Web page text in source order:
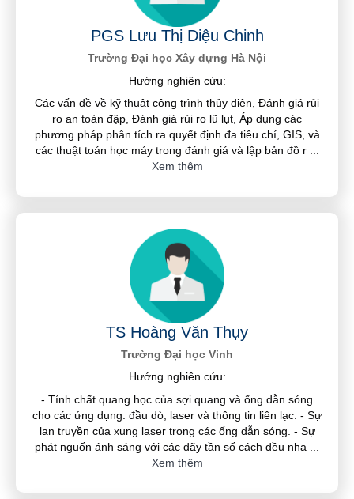
PGS Lưu Thị Diệu Chinh
Trường Đại học Xây dựng Hà Nội
Hướng nghiên cứu:
Các vấn đề về kỹ thuật công trình thủy điện, Đánh giá rủi
ro an toàn đập, Đánh giá rủi ro lũ lụt, Áp dụng các
phương pháp phân tích ra quyết định đa tiêu chí, GIS, và
các thuật toán học máy trong đánh giá và lập bản đồ r
Xem thêm
TS Hoàng Văn Thụy
Trường Đại học Vinh
Hướng nghiên cứu:
- Tính chất quang học của sợi quang và ống dẫn sóng
cho các ứng dụng: đầu dò, laser và thông tin liên lạc. - Sự
lan truyền của xung laser trong các ống dẫn sóng. - Sự
phát nguốn ánh sáng với các dãy tần số cách đều nha
Xem thêm